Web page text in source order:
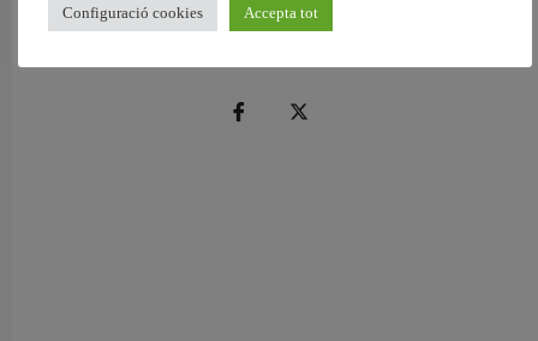
les aules
5 agost, 2026
Configuració cookies Accepta tot